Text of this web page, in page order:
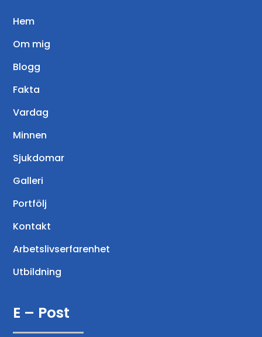
Hem
Om mig
Blogg
Fakta
Vardag
Minnen
Sjukdomar
Galleri
Portfölj
Kontakt
Arbetslivserfarenhet
Utbildning
E – Post